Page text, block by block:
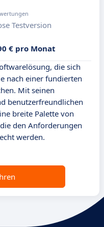
Testversion
€ pro Monat
die sich
nach einer fundierten
Mit seinen
benutzerfreundlichen
breite Palette von
den Anforderungen
werden.